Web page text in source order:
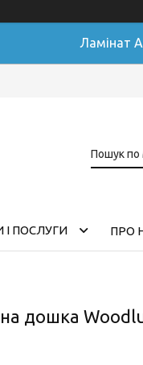
Ламінат
І ПОСЛУГИ ПРО
дошка